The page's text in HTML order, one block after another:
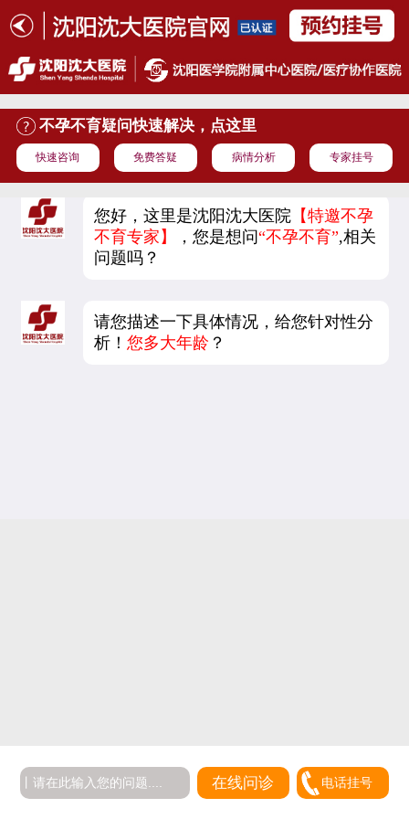
不孕不育疑问快速解决，点这里
快速咨询 免费答疑 病情分析 专家挂号
您好，这里是沈阳沈大医院 【特邀不孕
不育专家】
，您是想问“不孕不育”,相关
问题吗？
请您描述一下具体情况，给您针对性分
析！您多大年龄 ？
在线问诊 电话挂号